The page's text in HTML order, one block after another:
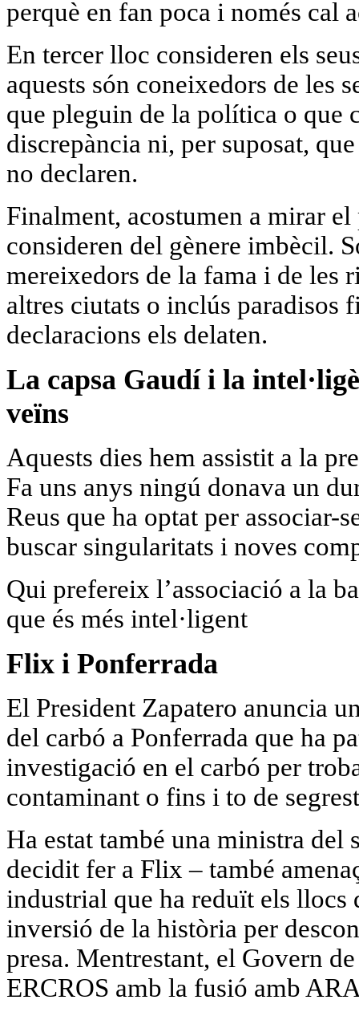
perquè en fan poca i només cal
En tercer lloc consideren els
aquests són coneixedors de les
que pleguin de la política o que
discrepància ni, per suposat,
no declaren.
Finalment, acostumen a mirar
consideren del gènere imbècil.
mereixedors de la fama i de les
altres ciutats o inclús paradisos
declaracions els delaten.
La capsa Gaudí i la
veïns
Aquests dies hem assistit a la
Fa uns anys ningú donava un
Reus que ha optat per associar-
buscar singularitats i noves
Qui prefereix l’associació a la
que és més intel·ligent
Flix i Ponferrada
El President Zapatero anuncia
del carbó a Ponferrada que ha
investigació en el carbó per
contaminant o fins i to de
Ha estat també una ministra
decidit fer a Flix – també
industrial que ha reduït els llocs
inversió de la història per
presa. Mentrestant, el Govern
ERCROS amb la fusió amb